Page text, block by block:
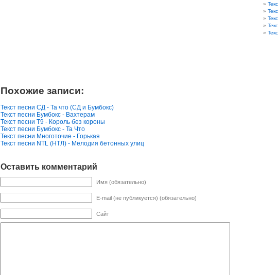
Похожие записи:
Текст песни СД - Та что (СД и Бумбокс)
Текст песни Бумбокс - Вахтерам
Текст песни Т9 - Король без короны
Текст песни Бумбокс - Та Что
Текст песни Многоточие - Горькая
Текст песни NTL (НТЛ) - Мелодия бетонных улиц
Оставить комментарий
Имя (обязательно)
E-mail (не публикуется) (обязательно)
Сайт